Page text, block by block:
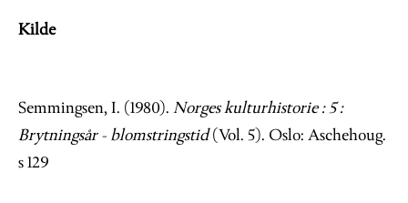
Kilde
Semmingsen, I. (1980). Norges kulturhistorie : 5 :
Brytningsår - blomstringstid(Vol. 5). Oslo: Aschehoug.
s 129